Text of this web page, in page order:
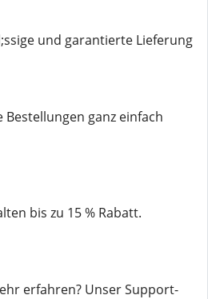
und garantierte Lieferung
Bestellungen ganz einfach
bis zu 15 % Rabatt.
erfahren? Unser Support-